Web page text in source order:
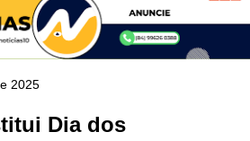
2025
Dia dos